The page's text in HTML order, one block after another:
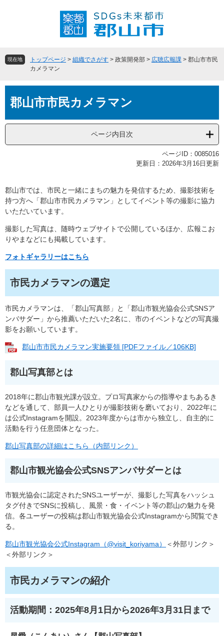
頭
飛
へ
現在地 トップページ > 組織でさがす > 政策開発部 > 広聴広報課 > 郡山市市民
カメラマン
文郡山市市民カメラマン
ページ内目次
ページID：0085016
更新日：2026年3月16日更新
郡山市では、市民と一緒にまちの魅力を発信するため、撮影技術を
持つ方へ「郡山市市民カメラマン」としてイベント等の撮影に協力
いただいています。
撮影した写真は、随時ウェブサイトで公開しているほか、広報こお
りやまなどにも掲載しています。
フォトギャラリーはこちら
市民カメラマンの選定
市民カメラマンは、「郡山写真部」と「郡山市観光協会公式SNSア
ンバサダー」から推薦いただいた2名に、市のイベントなどの写真撮
影をお願いしています。
郡山市市民カメラマン実施要領 [PDFファイル／106KB]
郡山写真部とは
2018年に郡山市観光課が設立。プロ写真家からの指導やまちあるき
などを通して、部員一人ひとりが撮影技術を磨いており、2022年に
は公式Instagramを開設。2023年度からは市から独立し、自主的に
活動を行う任意団体となった。
郡山写真部の詳細はこちら（内部リンク）
郡山市観光協会公式SNSアンバサダーとは
市観光協会に認定されたSNSユーザーが、撮影した写真をハッシュ
タグ付きでSNSに投稿し、風景・食・イベント等の郡山の魅力を発
信。各ユーザーの投稿は郡山市観光協会公式Instagramから閲覧でき
る。
郡山市観光協会公式Instagram（@visit_koriyama）
＜外部リンク＞
＜外部リンク＞
市民カメラマンの紹介
活動期間：2025年8月1日から2026年3月31日まで